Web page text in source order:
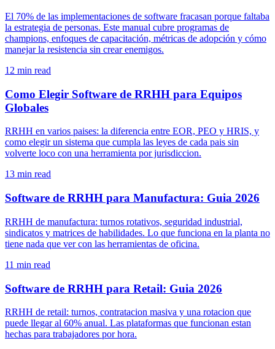
El 70% de las implementaciones de software fracasan porque faltaba
la estrategia de personas. Este manual cubre programas de
champions, enfoques de capacitación, métricas de adopción y cómo
manejar la resistencia sin crear enemigos.
12 min read
Como Elegir Software de RRHH para Equipos
Globales
RRHH en varios paises: la diferencia entre EOR, PEO y HRIS, y
como elegir un sistema que cumpla las leyes de cada pais sin
volverte loco con una herramienta por jurisdiccion.
13 min read
Software de RRHH para Manufactura: Guia 2026
RRHH de manufactura: turnos rotativos, seguridad industrial,
sindicatos y matrices de habilidades. Lo que funciona en la planta no
tiene nada que ver con las herramientas de oficina.
11 min read
Software de RRHH para Retail: Guia 2026
RRHH de retail: turnos, contratacion masiva y una rotacion que
puede llegar al 60% anual. Las plataformas que funcionan estan
hechas para trabajadores por hora.